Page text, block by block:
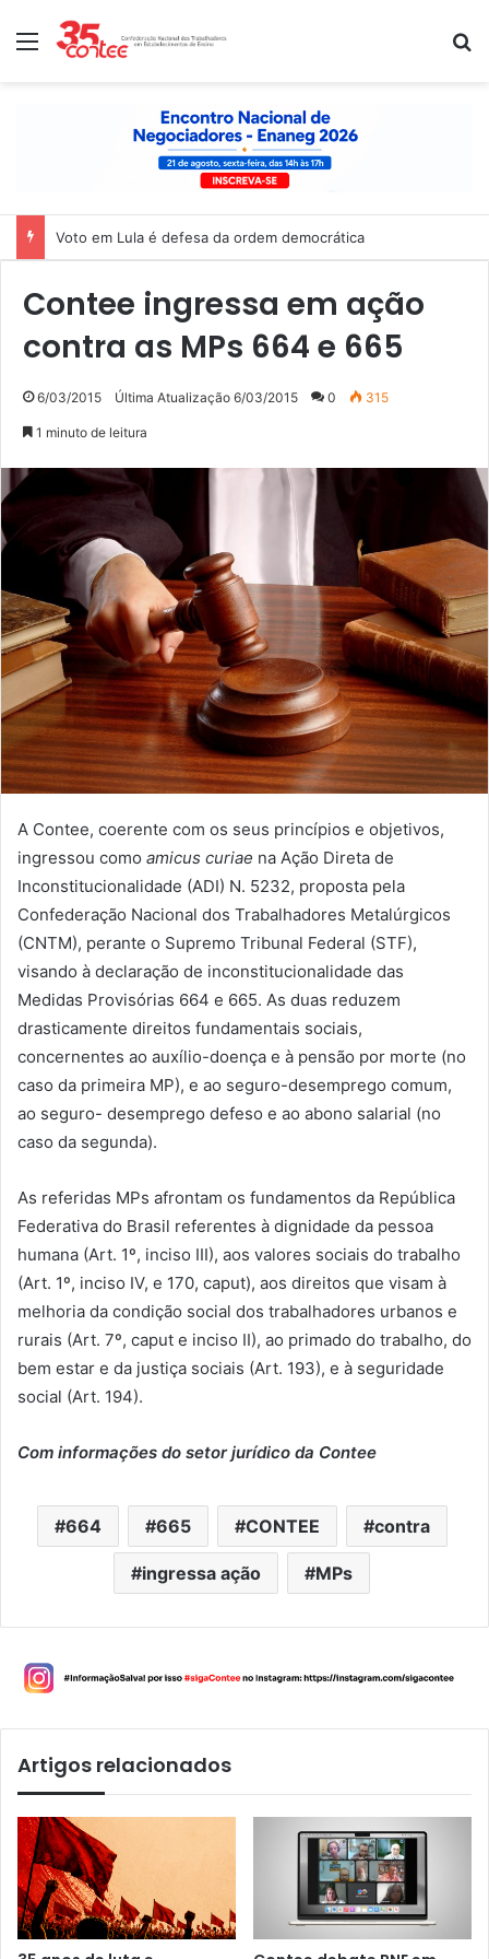
Menu
Voto em Lula é defesa da ordem democrática
Contee ingressa em ação
contra as MPs 664 e 665
6/03/2015 Última Atualização 6/03/2015 0 315
1 minuto de leitura
A Contee, coerente com os seus princípios e objetivos,
ingressou como amicus curiae na Ação Direta de
Inconstitucionalidade (ADI) N. 5232, proposta pela
Confederação Nacional dos Trabalhadores Metalúrgicos
(CNTM), perante o Supremo Tribunal Federal (STF),
visando à declaração de inconstitucionalidade das
Medidas Provisórias 664 e 665. As duas reduzem
drasticamente direitos fundamentais sociais,
concernentes ao auxílio-doença e à pensão por morte (no
caso da primeira MP), e ao seguro-desemprego comum,
ao seguro- desemprego defeso e ao abono salarial (no
caso da segunda).
As referidas MPs afrontam os fundamentos da República
Federativa do Brasil referentes à dignidade da pessoa
humana (Art. 1º, inciso III), aos valores sociais do trabalho
(Art. 1º, inciso IV, e 170, caput), aos direitos que visam à
melhoria da condição social dos trabalhadores urbanos e
rurais (Art. 7º, caput e inciso II), ao primado do trabalho, do
bem estar e da justiça sociais (Art. 193), e à seguridade
social (Art. 194).
Com informações do setor jurídico da Contee
664 665 CONTEE contra
ingressa ação MPs
Artigos relacionados